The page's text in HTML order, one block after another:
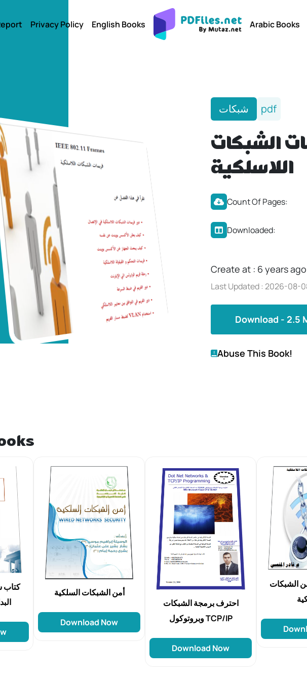
Privacy Policy English Books Arabic Books
شبكات pdf
الشبكات
اللاسلكية
Count Of Pages:
Downloaded:
Create at : 6 years ago
Last Updated : 2026-08-
Download - 2.5
Abuse This Book!
كتاب
أمن الشبكات السلكية
Download Now
احترف برمجة الشبكات
وبروتوكول TCP/IP
Download Now
الشبكات